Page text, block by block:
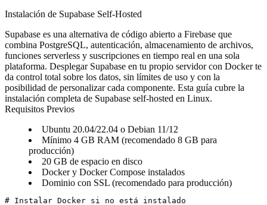
Instalación de Supabase Self-Hosted
Supabase es una alternativa de código abierto a Firebase que
combina PostgreSQL, autenticación, almacenamiento de archivos,
funciones serverless y suscripciones en tiempo real en una sola
plataforma. Desplegar Supabase en tu propio servidor con Docker te
da control total sobre los datos, sin límites de uso y con la
posibilidad de personalizar cada componente. Esta guía cubre la
instalación completa de Supabase self-hosted en Linux.
Requisitos Previos
Ubuntu 20.04/22.04 o Debian 11/12
Mínimo 4 GB RAM (recomendado 8 GB para
producción)
20 GB de espacio en disco
Docker y Docker Compose instalados
Dominio con SSL (recomendado para producción)
# Instalar Docker si no está instalado